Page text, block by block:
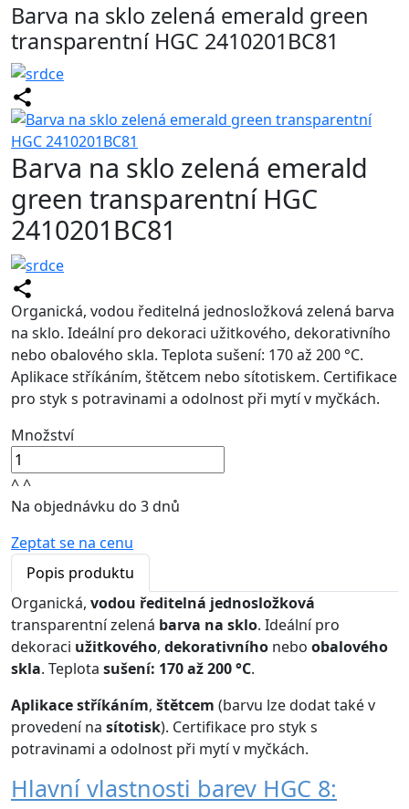
Barva na sklo zelená emerald green
transparentní HGC 2410201BC81
Barva na sklo zelená emerald
green transparentní HGC
2410201BC81
Organická, vodou ředitelná jednosložková zelená barva
na sklo. Ideální pro dekoraci užitkového, dekorativního
nebo obalového skla. Teplota sušení: 170 až 200 °C.
Aplikace stříkáním, štětcem nebo sítotiskem. Certifikace
pro styk s potravinami a odolnost při mytí v myčkách.
Množství
^^
Na objednávku do 3 dnů
Zeptat se na cenu
Popis produktu
Organická, vodou ředitelná jednosložková
transparentní zelená barva na sklo. Ideální pro
dekoraci užitkového, dekorativního nebo obalového
skla. Teplota sušení: 170 až 200 °C.
Aplikacestříkáním, štětcem (barvu lze dodat také v
provedení na sítotisk). Certifikace pro styk s
potravinami a odolnost při mytí v myčkách.
Hlavní vlastnosti barev HGC 8: